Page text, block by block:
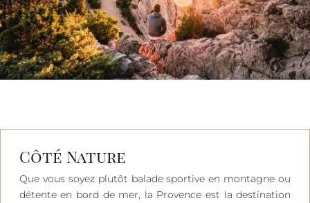
Côté Nature
Que vous soyez plutôt balade sportive en montagne ou
détente en bord de mer, la Provence est la destination